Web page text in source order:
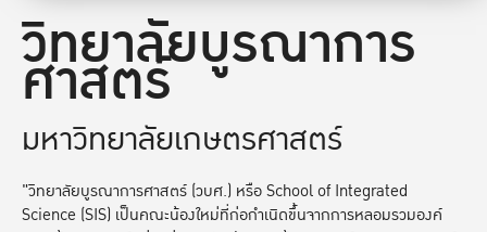
วิทยาลัยบูรณาการ
ศาสตร์
มหาวิทยาลัยเกษตรศาสตร์
"วิทยาลัยบูรณาการศาสตร์ (วบศ.) หรือ School of Integrated
Science (SIS) เป็นคณะน้องใหม่ที่ก่อกำเนิดขึ้นจากการหลอมรวมองค์